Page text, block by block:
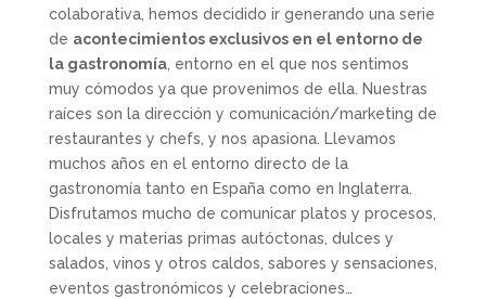
colaborativa, hemos decidido ir generando una serie
de acontecimientos exclusivos en el entorno de
la gastronomía, entorno en el que nos sentimos
muy cómodos ya que provenimos de ella. Nuestras
raíces son la dirección y comunicación/marketing de
restaurantes y chefs, y nos apasiona. Llevamos
muchos años en el entorno directo de la
gastronomía tanto en España como en Inglaterra.
Disfrutamos mucho de comunicar platos y procesos,
locales y materias primas autóctonas, dulces y
salados, vinos y otros caldos, sabores y sensaciones,
eventos gastronómicos y celebraciones…